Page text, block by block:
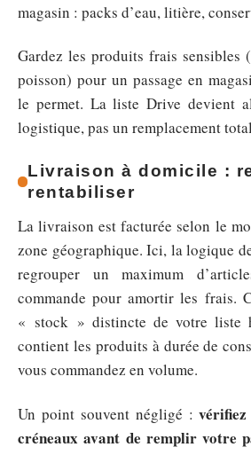
magasin : packs d’eau, litière,
Gardez les produits frais sensibles
poisson) pour un passage en
le permet. La liste Drive devient
logistique, pas un remplacement
Livraison à domicile :
rentabiliser
La livraison est facturée selon le
zone géographique. Ici, la logique
regrouper un maximum
commande pour amortir les frais.
« stock » distincte de votre liste
contient les produits à durée de
vous commandez en volume.
Un point souvent négligé :
créneaux avant de remplir votre